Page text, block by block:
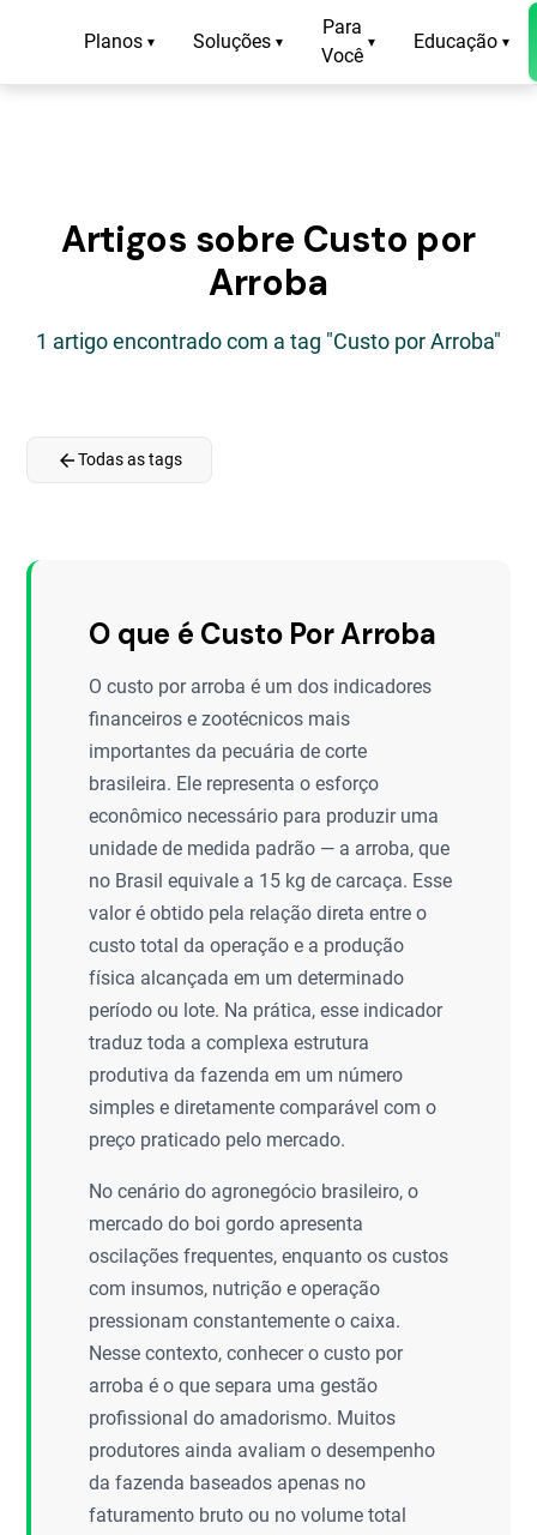
Planos ▾ Soluções ▾
Para
Você
▾ Educação ▾
Artigos sobre Custo por
Arroba
1 artigo encontrado com a tag "Custo por Arroba"
arrow_backTodas as tags
O que é Custo Por Arroba
O custo por arroba é um dos indicadores
financeiros e zootécnicos mais
importantes da pecuária de corte
brasileira. Ele representa o esforço
econômico necessário para produzir uma
unidade de medida padrão — a arroba, que
no Brasil equivale a 15 kg de carcaça. Esse
valor é obtido pela relação direta entre o
custo total da operação e a produção
física alcançada em um determinado
período ou lote. Na prática, esse indicador
traduz toda a complexa estrutura
produtiva da fazenda em um número
simples e diretamente comparável com o
preço praticado pelo mercado.
No cenário do agronegócio brasileiro, o
mercado do boi gordo apresenta
oscilações frequentes, enquanto os custos
com insumos, nutrição e operação
pressionam constantemente o caixa.
Nesse contexto, conhecer o custo por
arroba é o que separa uma gestão
profissional do amadorismo. Muitos
produtores ainda avaliam o desempenho
da fazenda baseados apenas no
faturamento bruto ou no volume total